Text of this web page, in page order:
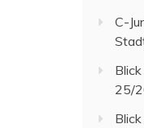
C-
25/